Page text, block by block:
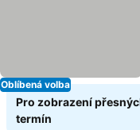
Oblíbená volba
Pro zobrazení
termín